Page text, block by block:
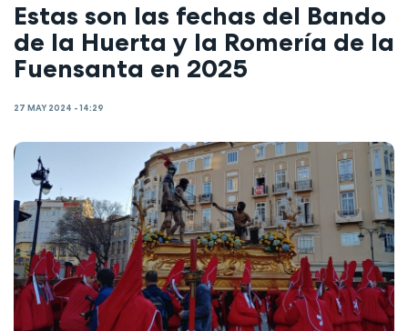
Estas son las fechas del Bando
de la Huerta y la Romería de la
Fuensanta en 2025
27 MAY 2024 - 14:29